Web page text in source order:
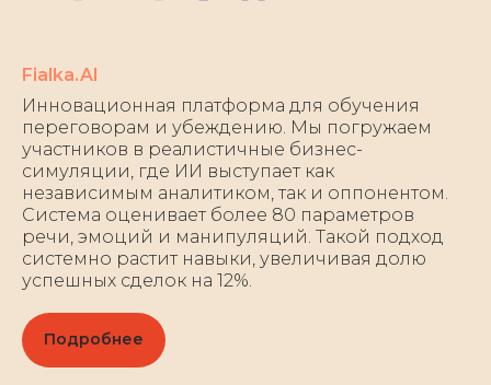
Fialka.AI
Инновационная платформа для обучения
переговорам и убеждению. Мы погружаем
участников в реалистичные бизнес-
симуляции, где ИИ выступает как
независимым аналитиком, так и оппонентом.
Система оценивает более 80 параметров
речи, эмоций и манипуляций. Такой подход
системно растит навыки, увеличивая долю
успешных сделок на 12%.
Подробнее